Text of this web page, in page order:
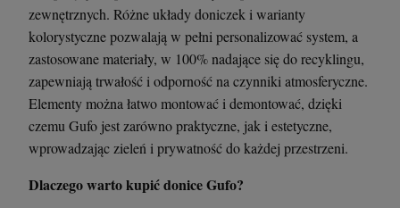
zewnętrznych. Różne układy doniczek i warianty
kolorystyczne pozwalają w pełni personalizować system, a
zastosowane materiały, w 100% nadające się do recyklingu,
zapewniają trwałość i odporność na czynniki atmosferyczne.
Elementy można łatwo montować i demontować, dzięki
czemu Gufo jest zarówno praktyczne, jak i estetyczne,
wprowadzając zieleń i prywatność do każdej przestrzeni.
Dlaczego warto kupić donice Gufo?